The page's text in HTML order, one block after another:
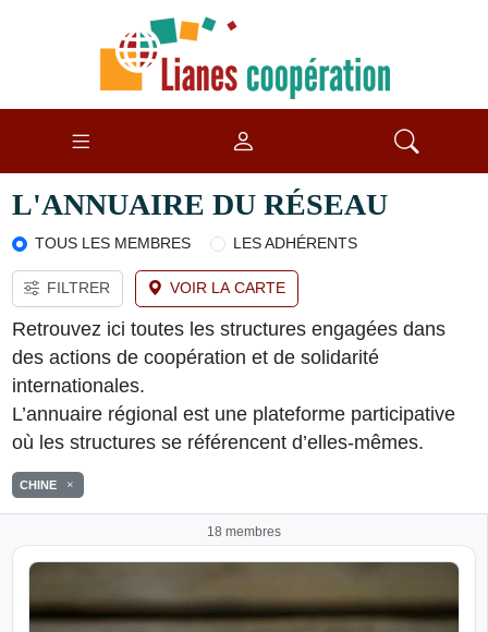
L'ANNUAIRE DU RÉSEAU
TOUS LES MEMBRES LES ADHÉRENTS
FILTRER VOIR LA CARTE
Retrouvez ici toutes les structures engagées dans
des actions de coopération et de solidarité
internationales.
L’annuaire régional est une plateforme participative
où les structures se référencent d’elles-mêmes.
CHINE
18 membres